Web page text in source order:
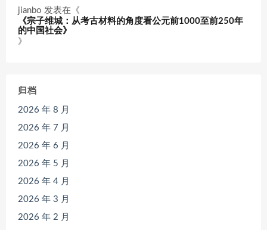
jianbo 发表在《
《宗子维城：从考古材料的角度看公元前1000至前250年
的中国社会》
》
归档
2026 年 8 月
2026 年 7 月
2026 年 6 月
2026 年 5 月
2026 年 4 月
2026 年 3 月
2026 年 2 月